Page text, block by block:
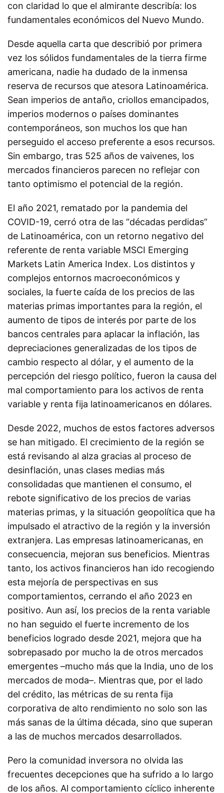
con claridad lo que el almirante describía: los
fundamentales económicos del Nuevo Mundo.
Desde aquella carta que describió por primera
vez los sólidos fundamentales de la tierra firme
americana, nadie ha dudado de la inmensa
reserva de recursos que atesora Latinoamérica.
Sean imperios de antaño, criollos emancipados,
imperios modernos o países dominantes
contemporáneos, son muchos los que han
perseguido el acceso preferente a esos recursos.
Sin embargo, tras 525 años de vaivenes, los
mercados financieros parecen no reflejar con
tanto optimismo el potencial de la región.
El año 2021, rematado por la pandemia del
COVID-19, cerró otra de las “décadas perdidas”
de Latinoamérica, con un retorno negativo del
referente de renta variable MSCI Emerging
Markets Latin America Index. Los distintos y
complejos entornos macroeconómicos y
sociales, la fuerte caída de los precios de las
materias primas importantes para la región, el
aumento de tipos de interés por parte de los
bancos centrales para aplacar la inflación, las
depreciaciones generalizadas de los tipos de
cambio respecto al dólar, y el aumento de la
percepción del riesgo político, fueron la causa del
mal comportamiento para los activos de renta
variable y renta fija latinoamericanos en dólares.
Desde 2022, muchos de estos factores adversos
se han mitigado. El crecimiento de la región se
está revisando al alza gracias al proceso de
desinflación, unas clases medias más
consolidadas que mantienen el consumo, el
rebote significativo de los precios de varias
materias primas, y la situación geopolítica que ha
impulsado el atractivo de la región y la inversión
extranjera. Las empresas latinoamericanas, en
consecuencia, mejoran sus beneficios. Mientras
tanto, los activos financieros han ido recogiendo
esta mejoría de perspectivas en sus
comportamientos, cerrando el año 2023 en
positivo. Aun así, los precios de la renta variable
no han seguido el fuerte incremento de los
beneficios logrado desde 2021, mejora que ha
sobrepasado por mucho la de otros mercados
emergentes –mucho más que la India, uno de los
mercados de moda–. Mientras que, por el lado
del crédito, las métricas de su renta fija
corporativa de alto rendimiento no solo son las
más sanas de la última década, sino que superan
a las de muchos mercados desarrollados.
Pero la comunidad inversora no olvida las
frecuentes decepciones que ha sufrido a lo largo
de los años. Al comportamiento cíclico inherente